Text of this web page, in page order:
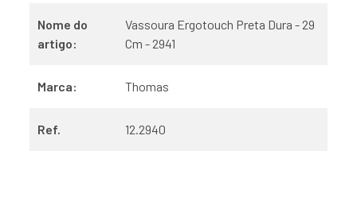
Nome do
artigo:
Vassoura Ergotouch Preta Dura - 29
Cm - 2941
Marca: Thomas
Ref. 12.2940